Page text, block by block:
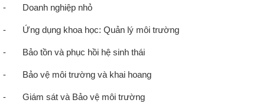
- Doanh nghiệp nhỏ
- Ứng dụng khoa học: Quản lý môi trường
- Bảo tồn và phục hồi hệ sinh thái
- Bảo vệ môi trường và khai hoang
- Giám sát và Bảo vệ môi trường